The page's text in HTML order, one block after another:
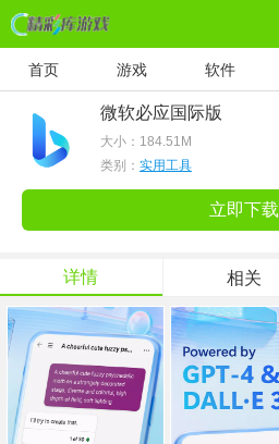
首页 游戏 软件
微软必应国际版
大小： 184.51M
类别： 实用工具
立即下载
详情 相关